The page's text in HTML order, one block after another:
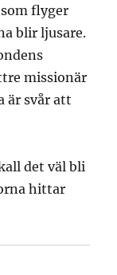
flyger
blir ljusare.
missionär
är svår att
det väl bli
hittar